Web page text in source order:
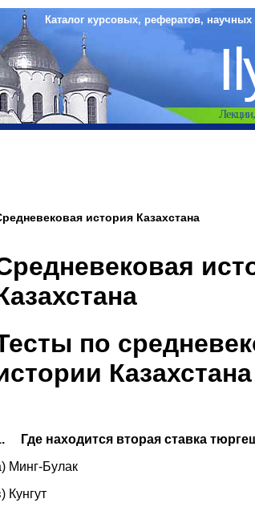
Каталог курсовых, рефератов, научных
история Казахстана
по
Казахстана
Где находится вторая ставка
Минг-Булак
Кунгут